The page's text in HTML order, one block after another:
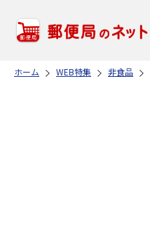
ホーム WEB特集 非食品